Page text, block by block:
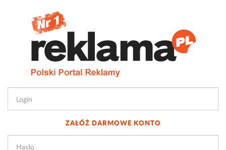
ZAŁÓŻ DARMOWE KONTO